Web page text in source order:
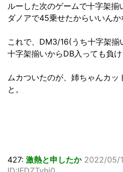
ルーした次のゲームで十字架揃
ダノアで45乗せたからいいんか
これで、DM3/16(うち十字架揃
十字架揃いからDB入っても負け
ムカついたのが、姉ちゃんカッ
と。
427: 激熱と申したか 2022/05/